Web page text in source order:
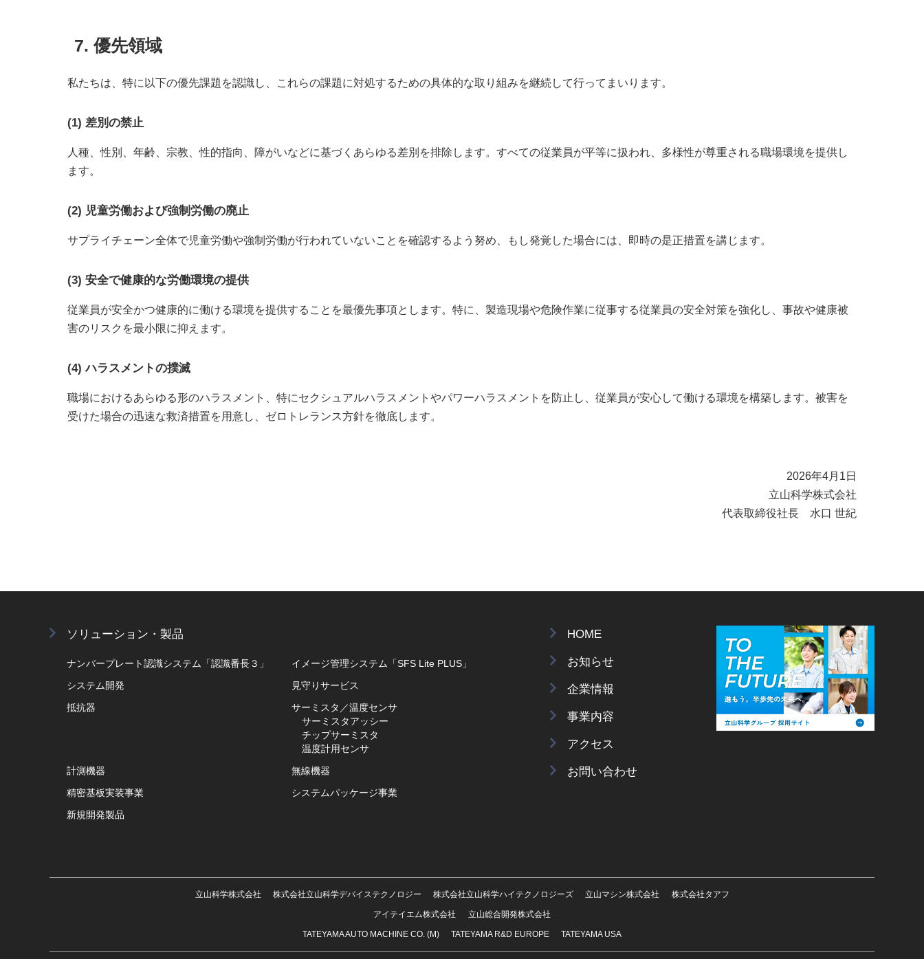
7. 優先領域
私たちは、特に以下の優先課題を認識し、これらの課題に対処するための具体的な取り組みを継続して行ってまいります。
(1) 差別の禁止
人種、性別、年齢、宗教、性的指向、障がいなどに基づくあらゆる差別を排除します。すべての従業員が平等に扱われ、多様性が尊重される職場環境を提供し
ます。
(2) 児童労働および強制労働の廃止
サプライチェーン全体で児童労働や強制労働が行われていないことを確認するよう努め、もし発覚した場合には、即時の是正措置を講じます。
(3) 安全で健康的な労働環境の提供
従業員が安全かつ健康的に働ける環境を提供することを最優先事項とします。特に、製造現場や危険作業に従事する従業員の安全対策を強化し、事故や健康被
害のリスクを最小限に抑えます。
(4) ハラスメントの撲滅
職場におけるあらゆる形のハラスメント、特にセクシュアルハラスメントやパワーハラスメントを防止し、従業員が安心して働ける環境を構築します。被害を
受けた場合の迅速な救済措置を用意し、ゼロトレランス方針を徹底します。
2026年4月1日
立山科学株式会社
代表取締役社長 水口 世紀
ソリューション・製品
ナンバープレート認識システム「認識番長３」 イメージ管理システム「SFS Lite PLUS」
システム開発 見守りサービス
抵抗器
サーミスタ／温度センサ
サーミスタアッシー
チップサーミスタ
温度計用センサ
計測機器 無線機器
精密基板実装事業 システムパッケージ事業
新規開発製品
HOME
お知らせ
企業情報
事業内容
アクセス
お問い合わせ
立山科学株式会社 株式会社立山科学デバイステクノロジー 株式会社立山科学ハイテクノロジーズ 立山マシン株式会社 株式会社タアフ
アイテイエム株式会社 立山総合開発株式会社
TATEYAMA AUTO MACHINE CO. (M) TATEYAMA R&D EUROPE TATEYAMA USA